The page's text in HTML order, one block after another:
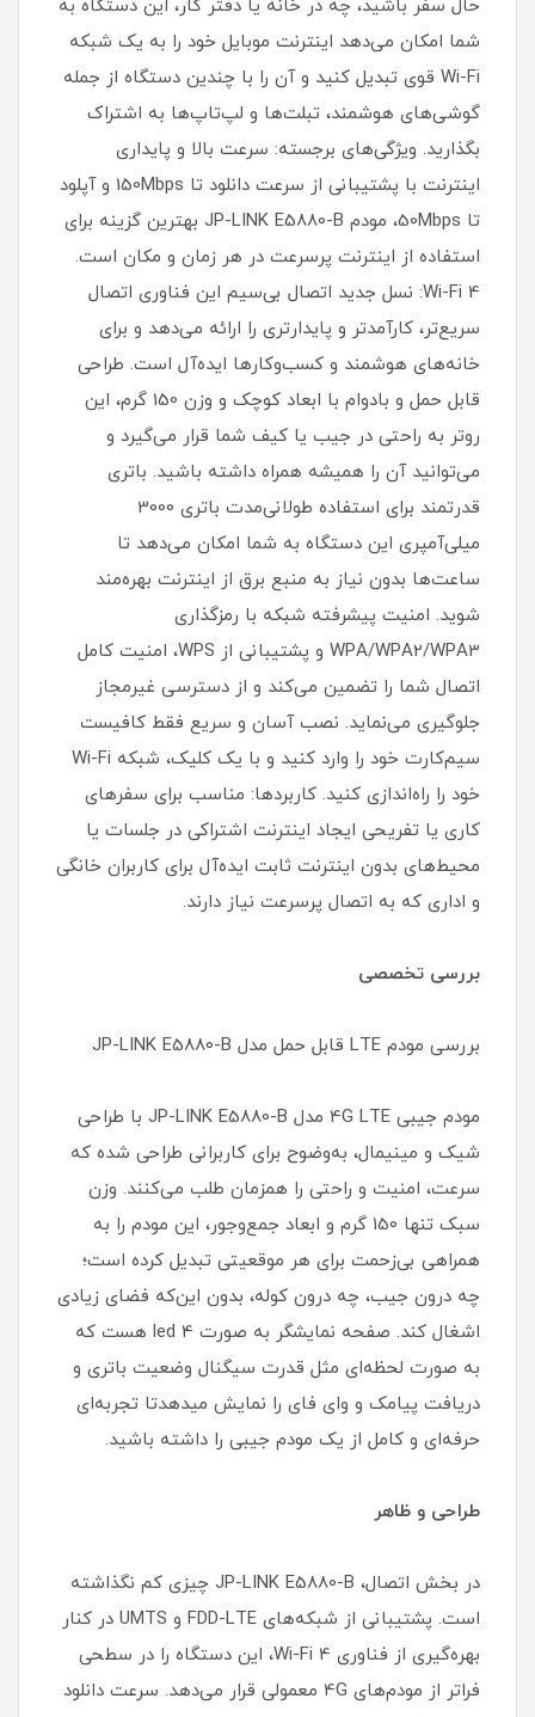
حال سفر باشید، چه در خانه یا دفتر کار، این دستگاه به
شما امکان می‌دهد اینترنت موبایل خود را به یک شبکه
Wi-Fi قوی تبدیل کنید و آن را با چندین دستگاه از جمله
گوشی‌های هوشمند، تبلت‌ها و لپ‌تاپ‌ها به اشتراک
بگذارید. ویژگی‌های برجسته: سرعت بالا و پایداری
اینترنت با پشتیبانی از سرعت دانلود تا 150Mbps و آپلود
تا 50Mbps، مودم JP-LINK E5880-B بهترین گزینه برای
استفاده از اینترنت پرسرعت در هر زمان و مکان است.
Wi-Fi 4: نسل جدید اتصال بی‌سیم این فناوری اتصال
سریع‌تر، کارآمدتر و پایدارتری را ارائه می‌دهد و برای
خانه‌های هوشمند و کسب‌وکارها ایده‌آل است. طراحی
قابل حمل و بادوام با ابعاد کوچک و وزن 150 گرم، این
روتر به راحتی در جیب یا کیف شما قرار می‌گیرد و
می‌توانید آن را همیشه همراه داشته باشید. باتری
قدرتمند برای استفاده طولانی‌مدت باتری 3000
میلی‌آمپری این دستگاه به شما امکان می‌دهد تا
ساعت‌ها بدون نیاز به منبع برق از اینترنت بهره‌مند
شوید. امنیت پیشرفته شبکه با رمزگذاری
WPA/WPA2/WPA3 و پشتیبانی از WPS، امنیت کامل
اتصال شما را تضمین می‌کند و از دسترسی غیرمجاز
جلوگیری می‌نماید. نصب آسان و سریع فقط کافیست
سیم‌کارت خود را وارد کنید و با یک کلیک، شبکه Wi-Fi
خود را راه‌اندازی کنید. کاربردها: مناسب برای سفرهای
کاری یا تفریحی ایجاد اینترنت اشتراکی در جلسات یا
محیط‌های بدون اینترنت ثابت ایده‌آل برای کاربران خانگی
و اداری که به اتصال پرسرعت نیاز دارند.
بررسی تخصصی
بررسی مودم LTE قابل حمل مدل JP-LINK E5880-B
مودم جیبی 4G LTE مدل JP-LINK E5880-B با طراحی
شیک و مینیمال، به‌وضوح برای کاربرانی طراحی شده که
سرعت، امنیت و راحتی را همزمان طلب می‌کنند. وزن
سبک تنها 150 گرم و ابعاد جمع‌وجور، این مودم را به
همراهی بی‌زحمت برای هر موقعیتی تبدیل کرده است؛
چه درون جیب، چه درون کوله، بدون این‌که فضای زیادی
اشغال کند. صفحه نمایشگر به صورت 4 led هست که
به صورت لحظه‌ای مثل قدرت سیگنال وضعیت باتری و
دریافت پیامک و وای فای را نمایش میدهدتا تجربه‌ای
حرفه‌ای و کامل از یک مودم جیبی را داشته باشید.
طراحی و ظاهر
در بخش اتصال، JP-LINK E5880-B چیزی کم نگذاشته
است. پشتیبانی از شبکه‌های FDD-LTE و UMTS در کنار
بهره‌گیری از فناوری Wi-Fi 4، این دستگاه را در سطحی
فراتر از مودم‌های 4G معمولی قرار می‌دهد. سرعت دانلود